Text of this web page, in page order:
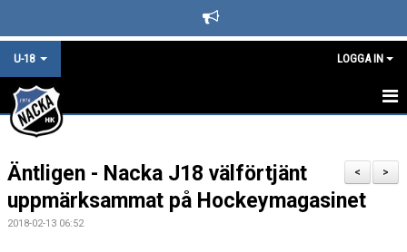
U-18 LOGGA IN
J-18 STARTSIDA
KALENDER
TRUPPEN & LEDARE
>
<
Äntligen - Nacka J18 välförtjänt
uppmärksammat på Hockeymagasinet
2018-02-13 06:52